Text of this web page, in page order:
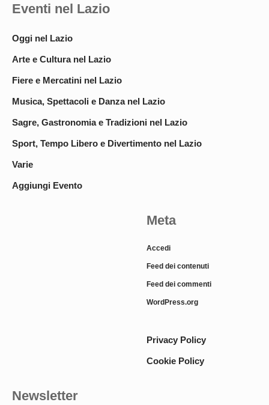
Eventi nel Lazio
Oggi nel Lazio
Arte e Cultura nel Lazio
Fiere e Mercatini nel Lazio
Musica, Spettacoli e Danza nel Lazio
Sagre, Gastronomia e Tradizioni nel Lazio
Sport, Tempo Libero e Divertimento nel Lazio
Varie
Aggiungi Evento
Meta
Accedi
Feed dei contenuti
Feed dei commenti
WordPress.org
Privacy Policy
Cookie Policy
Newsletter